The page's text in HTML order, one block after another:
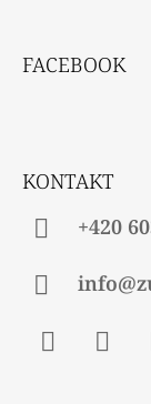
FACEBOOK
KONTAKT
+420